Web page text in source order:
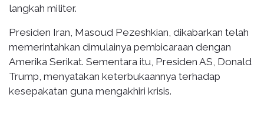
langkah militer.
Presiden Iran, Masoud Pezeshkian, dikabarkan telah
memerintahkan dimulainya pembicaraan dengan
Amerika Serikat. Sementara itu, Presiden AS, Donald
Trump, menyatakan keterbukaannya terhadap
kesepakatan guna mengakhiri krisis.